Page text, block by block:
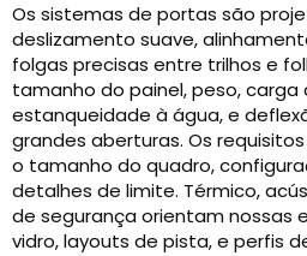
Os sistemas de portas são
deslizamento suave,
folgas precisas entre trilhos e
tamanho do painel, peso, carga
estanqueidade à água, e
grandes aberturas. Os
o tamanho do quadro,
detalhes de limite. Térmico,
de segurança orientam nossas
vidro, layouts de pista, e perfis